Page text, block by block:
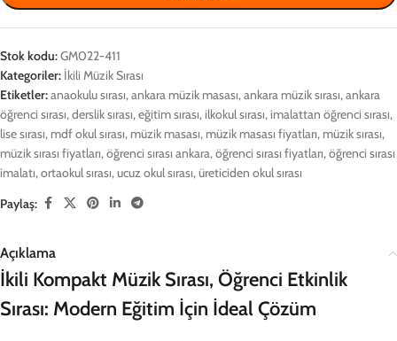
Stok kodu:GM022-411
Kategoriler: İkili Müzik Sırası
Etiketler:anaokulu sırası,ankara müzik masası,ankara müzik sırası,ankara
öğrenci sırası,derslik sırası,eğitim sırası, ilkokul sırası, imalattan öğrenci sırası,
lise sırası, mdf okul sırası, müzik masası, müzik masası fiyatları, müzik sırası,
müzik sırası fiyatları,öğrenci sırası ankara,öğrenci sırası fiyatları,öğrenci sırası
imalatı,ortaokul sırası,ucuz okul sırası,üreticiden okul sırası
Paylaş:
Açıklama
İkili Kompakt Müzik Sırası, Öğrenci Etkinlik
Sırası: Modern Eğitim İçin İdeal Çözüm